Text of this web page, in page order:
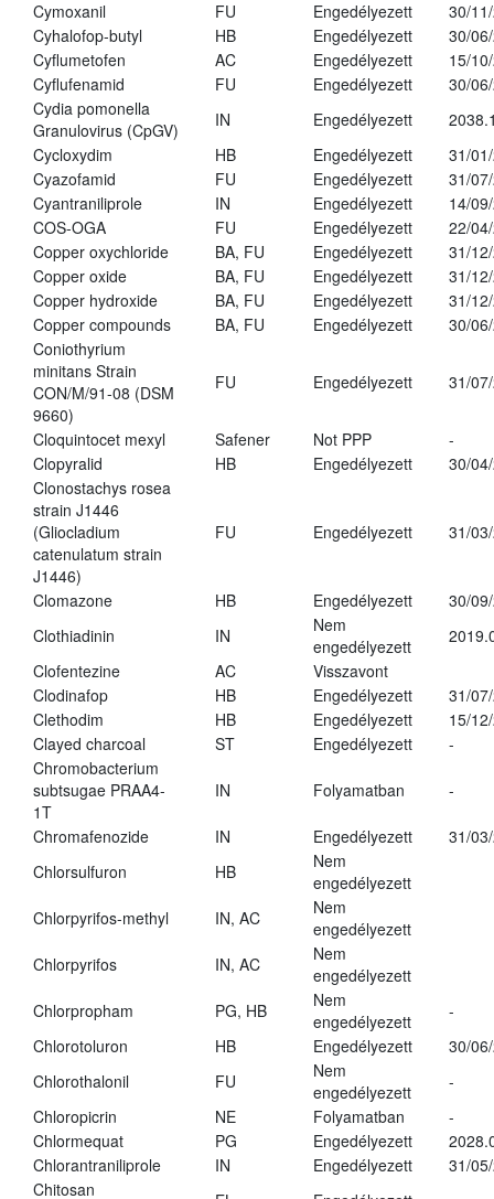
Cymoxanil FU Engedélyezett
30/
Cyhalofop-butyl
HB Engedélyezett
30/
Cyflumetofen
AC Engedélyezett
15/
Cyflufenamid
FU Engedélyezett
30/
Cydia pomonella
Granulovirus (CpGV)
IN Engedélyezett
Cycloxydim
HB Engedélyezett
31/
Cyazofamid
FU Engedélyezett
31/
Cyantraniliprole
IN Engedélyezett
14/
COS-OGA
FU Engedélyezett
22/
Copper oxychloride
BA, FU Engedélyezett
31/
Copper oxide
BA, FU Engedélyezett
31/
Copper hydroxide
BA, FU Engedélyezett
31/
Copper compounds
BA, FU Engedélyezett
30/
Coniothyrium
minitans Strain
CON/M/91-08 (DSM
9660)
FU Engedélyezett 31/
Cloquintocet mexyl Safener Not PPP
-
Clopyralid
HB Engedélyezett
30/
Clonostachys rosea
strain J1446
(Gliocladium
catenulatum strain
J1446)
FU Engedélyezett 31/
Clomazone HB Engedélyezett
30/
Clothiadinin
IN
Nem
engedélyezett
Clofentezine
AC
Visszavont
Clodinafop
HB Engedélyezett
31/
Clethodim
HB Engedélyezett
15/
Clayed charcoal
ST Engedélyezett
-
Chromobacterium
subtsugae PRAA4-
1T
IN Folyamatban -
Chromafenozide IN Engedélyezett
31/
Chlorsulfuron
HB
Nem
engedélyezett
Chlorpyrifos-methyl
IN, AC
Nem
engedélyezett
Chlorpyrifos
IN, AC
Nem
engedélyezett
Chlorpropham
PG, HB
Nem
engedélyezett
-
Chlorotoluron
HB Engedélyezett
30/
Chlorothalonil
FU
Nem
engedélyezett
-
Chloropicrin
NE Folyamatban
-
Chlormequat
PG Engedélyezett
Chlorantraniliprole
IN Engedélyezett
31/
Chitosan